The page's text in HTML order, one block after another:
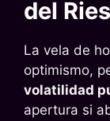
del
La vela de
optimismo,
volatilidad
apertura si